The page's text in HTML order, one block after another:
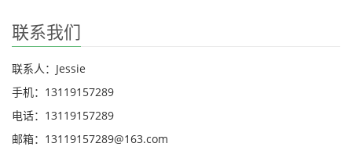
联系我们
联系人：Jessie
手机：13119157289
电话：13119157289
邮箱：13119157289@163.com